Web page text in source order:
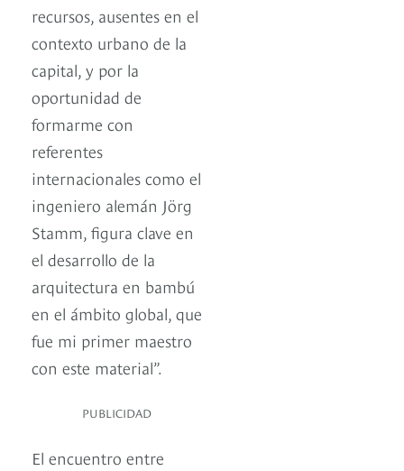
recursos, ausentes en el
contexto urbano de la
capital, y por la
oportunidad de
formarme con
referentes
internacionales como el
ingeniero alemán Jörg
Stamm, figura clave en
el desarrollo de la
arquitectura en bambú
en el ámbito global, que
fue mi primer maestro
con este material”.
PUBLICIDAD
El encuentro entre